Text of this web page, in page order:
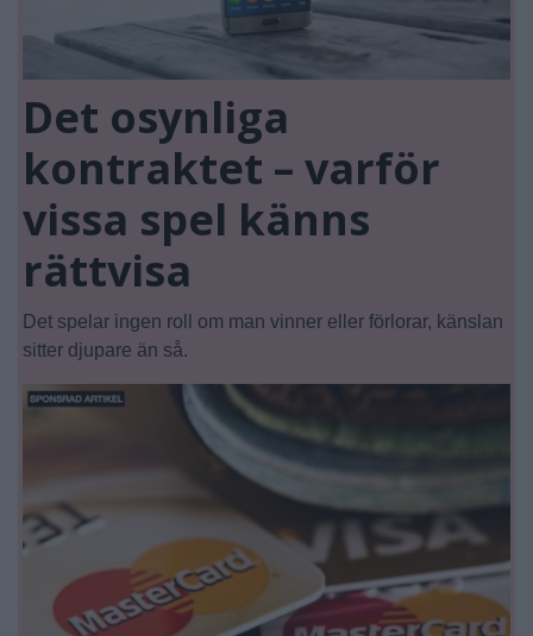
Det osynliga
kontraktet – varför
vissa spel känns
rättvisa
Det spelar ingen roll om man vinner eller förlorar, känslan
sitter djupare än så.